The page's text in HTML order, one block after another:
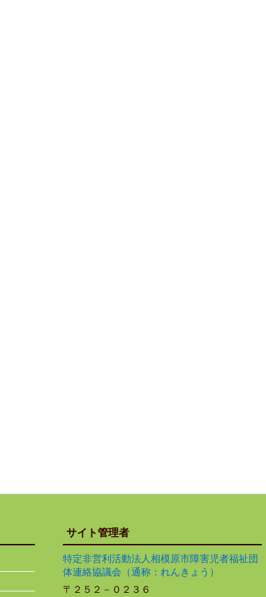
サイト管理者
特定非営利活動法人相模原市障害児者福祉団
体連絡協議会（通称：れんきょう）
〒２５２－０２３６